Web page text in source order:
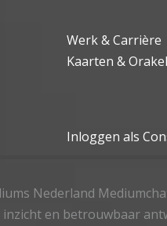
Werk & Carrière
Kaarten &
Inloggen als
Nederland
en betrouwbaar